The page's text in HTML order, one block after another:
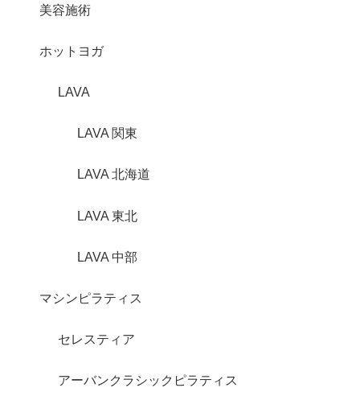
美容施術
ホットヨガ
LAVA
LAVA 関東
LAVA 北海道
LAVA 東北
LAVA 中部
マシンピラティス
セレスティア
アーバンクラシックピラティス